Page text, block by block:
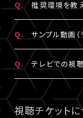
Q. 推奨環境を教
A. こちらより推奨
Q. サンプル動画
A. 推奨環境 をご
らにお問い合
Q. テレビでの視
A. テレビでの視
テレビ視聴は
参考にされる
視聴チケット